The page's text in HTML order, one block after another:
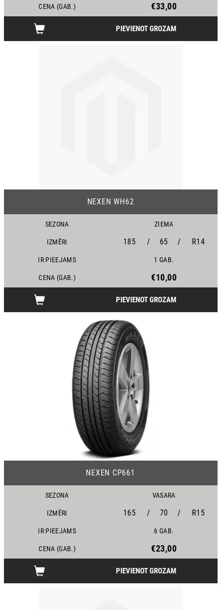
CENA (GAB.) €33,00
PIEVIENOT GROZAM
NEXEN WH62
SEZONA ZIEMA
IZMĒRI 185 / 65 / R14
IR PIEEJAMS 1 GAB.
CENA (GAB.) €10,00
PIEVIENOT GROZAM
NEXEN CP661
SEZONA VASARA
IZMĒRI 165 / 70 / R15
IR PIEEJAMS 6 GAB.
CENA (GAB.) €23,00
PIEVIENOT GROZAM